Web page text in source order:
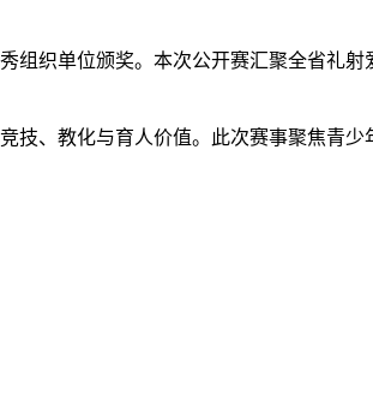
组织单位颁奖。本次公开赛汇聚全省礼
技、教化与育人价值。此次赛事聚焦青